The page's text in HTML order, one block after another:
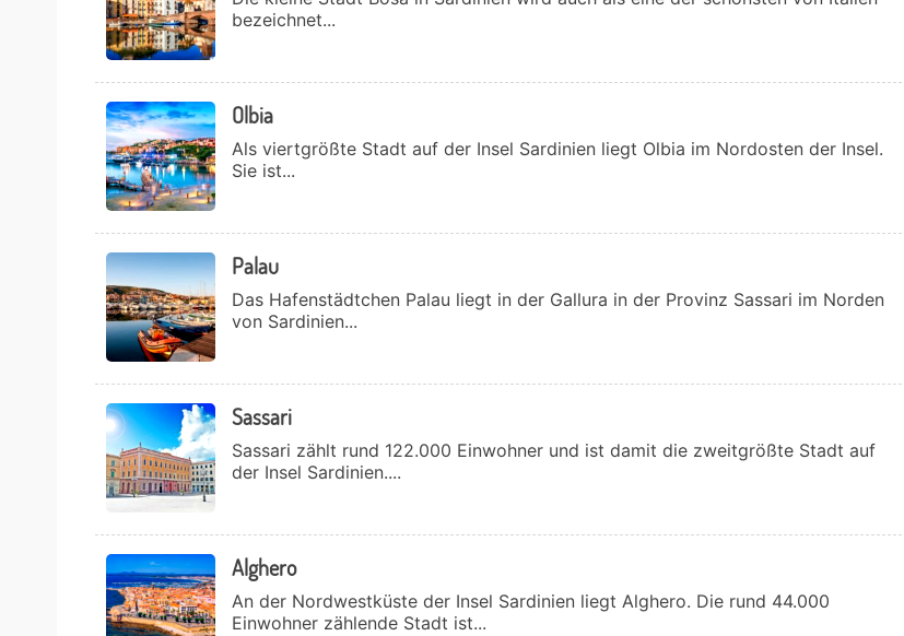
bezeichnet...
Olbia
Als viertgrößte Stadt auf der Insel Sardinien liegt Olbia im Nordosten der Insel.
Sie ist...
Palau
Das Hafenstädtchen Palau liegt in der Gallura in der Provinz Sassari im Norden
von Sardinien...
Sassari
Sassari zählt rund 122.000 Einwohner und ist damit die zweitgrößte Stadt auf
der Insel Sardinien....
Alghero
An der Nordwestküste der Insel Sardinien liegt Alghero. Die rund 44.000
Einwohner zählende Stadt ist...